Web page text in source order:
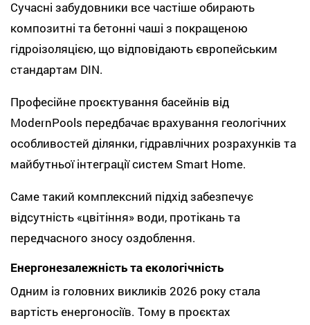
Сучасні забудовники все частіше обирають
композитні та бетонні чаші з покращеною
гідроізоляцією, що відповідають європейським
стандартам DIN.
Професійне проєктування басейнів від
ModernPools передбачає врахування геологічних
особливостей ділянки, гідравлічних розрахунків та
майбутньої інтеграції систем Smart Home.
Саме такий комплексний підхід забезпечує
відсутність «цвітіння» води, протікань та
передчасного зносу оздоблення.
Енергонезалежність та екологічність
Одним із головних викликів 2026 року стала
вартість енергоносіїв. Тому в проєктах